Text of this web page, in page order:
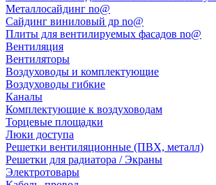
Металлосайдинг no@
Сайдинг виниловый др no@
Плиты для вентилируемых фасадов no@
Вентиляция
Вентиляторы
Воздуховоды и комплектующие
Воздуховоды гибкие
Каналы
Комплектующие к воздуховодам
Торцевые площадки
Люки доступа
Решетки вентиляционные (ПВХ, металл)
Решетки для радиатора / Экраны
Электротовары